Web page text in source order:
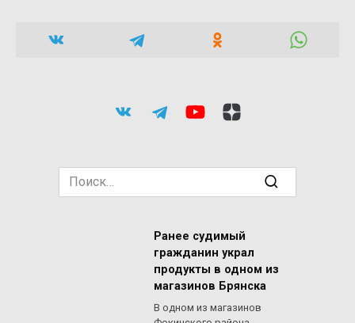
Search
for:
Ранее судимый
гражданин украл
продукты в одном из
магазинов Брянска
В одном из магазинов